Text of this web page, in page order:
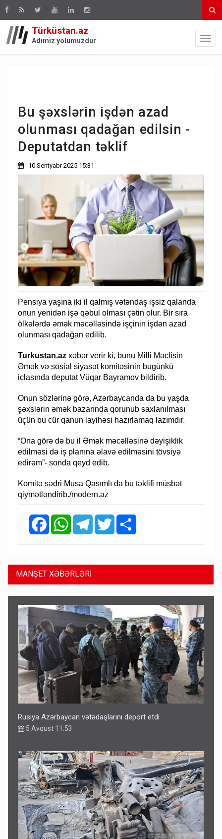
Türküstan.az
Adımız yolumuzdur
Bu şəxslərin işdən azad
olunması qadağan edilsin -
Deputatdan təklif
10 Sentyabr 2025 15:31
Pensiya yaşına iki il qalmış vətəndaş işsiz qalanda
onun yenidən işə qəbul olması çətin olur. Bir sıra
ölkələrdə əmək məcəlləsində işçinin işdən azad
olunması qadağan edilib.
Turkustan.azxəbər verir ki, bunu Milli Məclisin
Əmək və sosial siyasət komitəsinin bugünkü
iclasında deputat Vüqar Bayramov bildirib.
Onun sözlərinə görə, Azərbaycanda da bu yaşda
şəxslərin əmək bazarında qorunub saxlanılması
üçün bu cür qanun layihəsi hazırlamaq lazımdır.
“Ona görə də bu il Əmək məcəlləsinə dəyişiklik
edilməsi də iş planına əlavə edilməsini tövsiyə
edirəm”- sonda qeyd edib.
Komitə sədri Musa Qasımlı da bu təklifi müsbət
qiymətləndirib./modern.az
FacebookWhatsAppTelegramTwitter
MANŞET XƏBƏRLƏRİ
Rusiya Azərbaycan vətədaşlarını deport etdi
5 Avqust 11:53